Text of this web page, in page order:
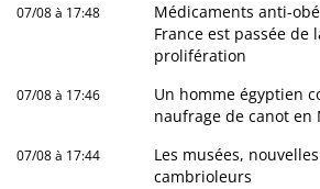
07/08 à 17:48
Médicaments anti-
France est passée de
prolifération
07/08 à 17:46
Un homme égyptien
naufrage de canot en
07/08 à 17:44
Les musées,
cambrioleurs